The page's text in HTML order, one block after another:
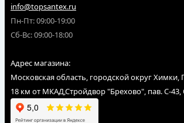
info@topsantex.ru
Пн-Пт: 09:00-19:00
Сб-Вс: 09:00-18:00
Адрес магазина:
Московская область, городской округ Химки,
18 км от МКАД,Стройдвор "Брехово", пав. С-43,